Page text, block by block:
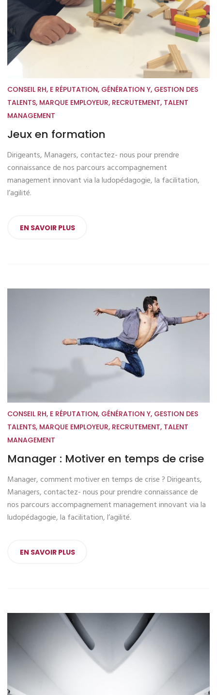
CONSEIL RH, E RÉPUTATION, GÉNÉRATION Y, GESTION DES
TALENTS, MARQUE EMPLOYEUR, RECRUTEMENT, TALENT
MANAGEMENT
Jeux en formation
Dirigeants, Managers, contactez- nous pour prendre
connaissance de nos parcours accompagnement
management innovant via la ludopédagogie, la facilitation,
l’agilité.
EN SAVOIR PLUS
CONSEIL RH, E RÉPUTATION, GÉNÉRATION Y, GESTION DES
TALENTS, MARQUE EMPLOYEUR, RECRUTEMENT, TALENT
MANAGEMENT
Manager : Motiver en temps de crise
Manager, comment motiver en temps de crise ? Dirigeants,
Managers, contactez- nous pour prendre connaissance de
nos parcours accompagnement management innovant via la
ludopédagogie, la facilitation, l’agilité.
EN SAVOIR PLUS